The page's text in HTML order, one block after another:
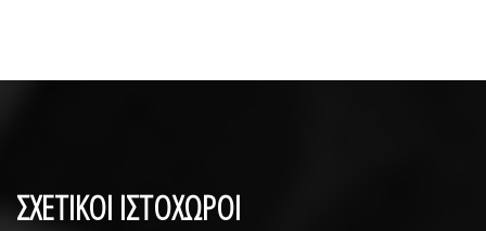
ΣΧΕΤΙΚΟΙ ΙΣΤΟΧΩΡΟΙ